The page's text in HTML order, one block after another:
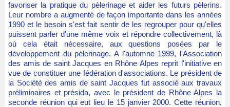
favoriser la pratique du pèlerinage et aider les futurs pèlerins.
Leur nombre a augmenté de façon importante dans les années
1990 et le besoin s'est fait sentir de les regrouper pour qu'elles
puissent parler d'une même voix et répondre collectivement, là
où cela était nécessaire, aux questions posées par le
développement du pèlerinage. A l'automne 1999, l'Association
des amis de saint Jacques en Rhône Alpes reprit l'initiative en
vue de constituer une fédération d'associations. Le président de
la Société des amis de saint Jacques fut associé aux travaux
préliminaires et présida, avec le président de Rhône Alpes la
seconde réunion qui eut lieu le 15 janvier 2000. Cette réunion,